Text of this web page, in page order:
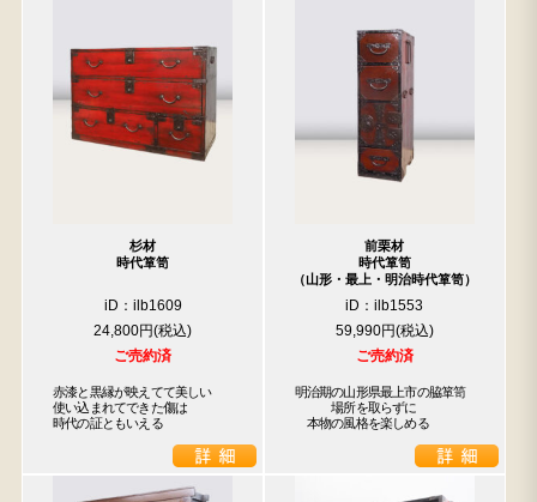
杉材
時代箪笥
iD：ilb1609
24,800円
ご売約済
赤漆と黒縁が映えてて美しい
使い込まれてできた傷は
時代の証ともいえる
前栗材
時代箪笥
（山形・最上・明治時代箪笥）
iD：ilb1553
59,990円
ご売約済
明治期の山形県最上市の脇箪笥
場所を取らずに
本物の風格を楽しめる